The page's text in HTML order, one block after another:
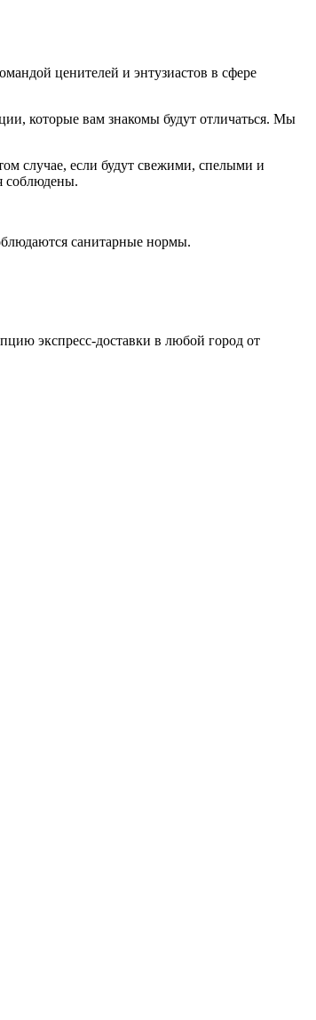
ценителей и энтузиастов в сфере
которые вам знакомы будут отличаться. Мы
случае, если будут свежими, cпелыми и
соблюдены.
санитарные нормы.
экспресс-доставки в любой город от